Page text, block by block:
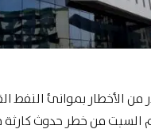
الأخطار بموانئ النفط
من خطر حدوث كارثة